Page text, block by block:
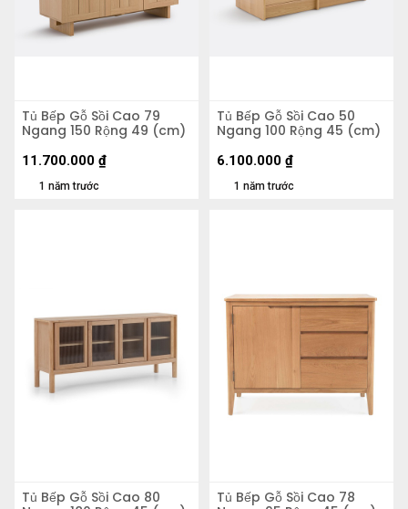
Tủ Bếp Gỗ Sồi Cao 79
Ngang 150 Rộng 49 (cm)
1 năm trước
11.700.000 ₫
Tủ Bếp Gỗ Sồi Cao 50
Ngang 100 Rộng 45 (cm)
1 năm trước
6.100.000 ₫
Tủ Bếp Gỗ Sồi Cao 80
Tủ Bếp Gỗ Sồi Cao 78